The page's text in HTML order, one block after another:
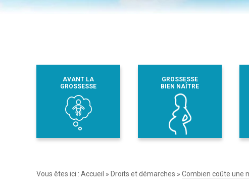
AVANT LA
GROSSESSE
GROSSESSE
BIEN NAÎTRE
Vous êtes ici : Accueil » Droits et démarches » Combien coûte une